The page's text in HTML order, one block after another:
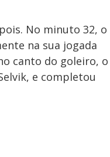
No minuto 32, o
na sua jogada
canto do goleiro, o
e completou